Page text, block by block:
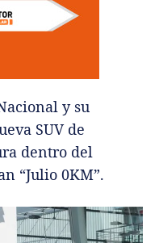
y su
SUV de
dentro del
“Julio 0KM”.